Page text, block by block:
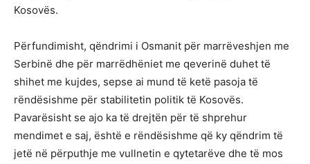
Kosovës.
Përfundimisht, qëndrimi i Osmanit për marrëveshjen me
Serbinë dhe për marrëdhëniet me qeverinë duhet të
shihet me kujdes, sepse ai mund të ketë pasoja të
rëndësishme për stabilitetin politik të Kosovës.
Pavarësisht se ajo ka të drejtën për të shprehur
mendimet e saj, është e rëndësishme që ky qëndrim të
jetë në përputhje me vullnetin e qytetarëve dhe të mos